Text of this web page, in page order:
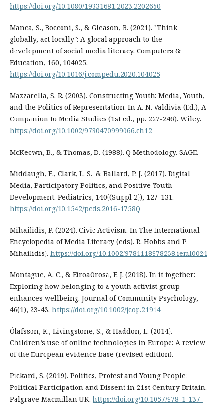
https://doi.org/10.1080/19331681.2023.2202650
Manca, S., Bocconi, S., & Gleason, B. (2021). "Think
globally, act locally": A glocal approach to the
development of social media literacy. Computers &
Education, 160, 104025.
https://doi.org/10.1016/j.compedu.2020.104025
Mazzarella, S. R. (2003). Constructing Youth: Media, Youth,
and the Politics of Representation. In A. N. Valdivia (Ed.), A
Companion to Media Studies (1st ed., pp. 227-246). Wiley.
https://doi.org/10.1002/9780470999066.ch12
McKeown, B., & Thomas, D. (1988). Q Methodology. SAGE.
Middaugh, E., Clark, L. S., & Ballard, P. J. (2017). Digital
Media, Participatory Politics, and Positive Youth
Development. Pediatrics, 140((Suppl 2)), 127-131.
https://doi.org/10.1542/peds.2016-1758Q
Mihailidis, P. (2024). Civic Activism. In The International
Encyclopedia of Media Literacy (eds). R. Hobbs and P.
Mihailidis). https://doi.org/10.1002/9781118978238.ieml0024
Montague, A. C., & EiroaOrosa, F. J. (2018). In it together:
Exploring how belonging to a youth activist group
enhances wellbeing. Journal of Community Psychology,
46(1), 23-43. https://doi.org/10.1002/jcop.21914
Ólafsson, K., Livingstone, S., & Haddon, L. (2014).
Children’s use of online technologies in Europe: A review
of the European evidence base (revised edition).
Pickard, S. (2019). Politics, Protest and Young People:
Political Participation and Dissent in 21st Century Britain.
Palgrave Macmillan UK. https://doi.org/10.1057/978-1-137-